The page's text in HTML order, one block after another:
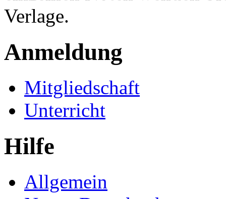
Verlage.
Anmeldung
Mitgliedschaft
Unterricht
Hilfe
Allgemein